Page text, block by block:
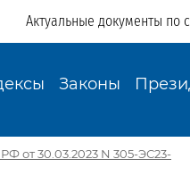
Актуальные документы по
Законы
от 30.03.2023 N 305-ЭС23-